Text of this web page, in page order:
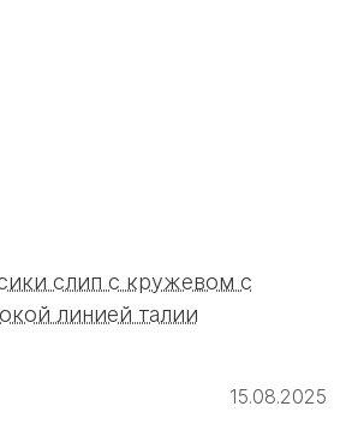
слип с кружевом с
линией талии
15.08.2025